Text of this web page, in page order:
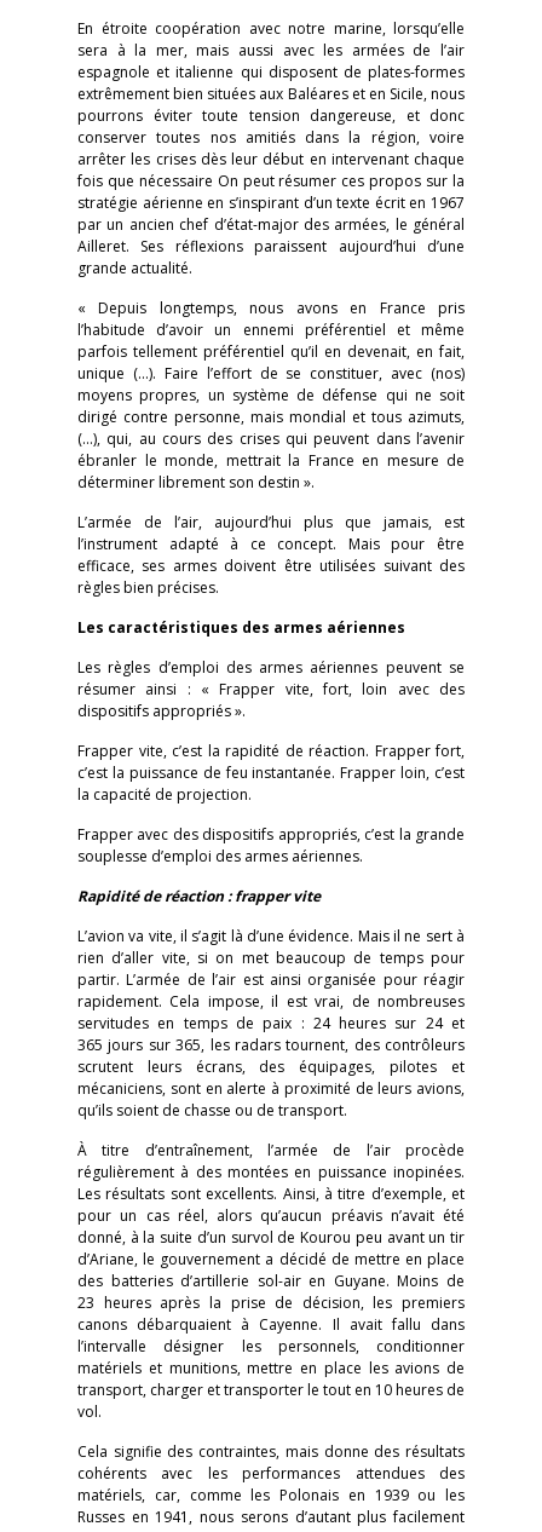
En étroite coopération avec notre marine, lorsqu’elle
sera à la mer, mais aussi avec les armées de l’air
espagnole et italienne qui disposent de plates-formes
extrêmement bien situées aux Baléares et en Sicile, nous
pourrons éviter toute tension dangereuse, et donc
conserver toutes nos amitiés dans la région, voire
arrêter les crises dès leur début en intervenant chaque
fois que nécessaire On peut résumer ces propos sur la
stratégie aérienne en s’inspirant d’un texte écrit en 1967
par un ancien chef d’état-major des armées, le général
Ailleret. Ses réflexions paraissent aujourd’hui d’une
grande actualité.
« Depuis longtemps, nous avons en France pris
l’habitude d’avoir un ennemi préférentiel et même
parfois tellement préférentiel qu’il en devenait, en fait,
unique (…). Faire l’effort de se constituer, avec (nos)
moyens propres, un système de défense qui ne soit
dirigé contre personne, mais mondial et tous azimuts,
(…), qui, au cours des crises qui peuvent dans l’avenir
ébranler le monde, mettrait la France en mesure de
déterminer librement son destin ».
L’armée de l’air, aujourd’hui plus que jamais, est
l’instrument adapté à ce concept. Mais pour être
efficace, ses armes doivent être utilisées suivant des
règles bien précises.
Les caractéristiques des armes aériennes
Les règles d’emploi des armes aériennes peuvent se
résumer ainsi : « Frapper vite, fort, loin avec des
dispositifs appropriés ».
Frapper vite, c’est la rapidité de réaction. Frapper fort,
c’est la puissance de feu instantanée. Frapper loin, c’est
la capacité de projection.
Frapper avec des dispositifs appropriés, c’est la grande
souplesse d’emploi des armes aériennes.
Rapidité de réaction : frapper vite
L’avion va vite, il s’agit là d’une évidence. Mais il ne sert à
rien d’aller vite, si on met beaucoup de temps pour
partir. L’armée de l’air est ainsi organisée pour réagir
rapidement. Cela impose, il est vrai, de nombreuses
servitudes en temps de paix : 24 heures sur 24 et
365 jours sur 365, les radars tournent, des contrôleurs
scrutent leurs écrans, des équipages, pilotes et
mécaniciens, sont en alerte à proximité de leurs avions,
qu’ils soient de chasse ou de transport.
À titre d’entraînement, l’armée de l’air procède
régulièrement à des montées en puissance inopinées.
Les résultats sont excellents. Ainsi, à titre d’exemple, et
pour un cas réel, alors qu’aucun préavis n’avait été
donné, à la suite d’un survol de Kourou peu avant un tir
d’Ariane, le gouvernement a décidé de mettre en place
des batteries d’artillerie sol-air en Guyane. Moins de
23 heures après la prise de décision, les premiers
canons débarquaient à Cayenne. Il avait fallu dans
l’intervalle désigner les personnels, conditionner
matériels et munitions, mettre en place les avions de
transport, charger et transporter le tout en 10 heures de
vol.
Cela signifie des contraintes, mais donne des résultats
cohérents avec les performances attendues des
matériels, car, comme les Polonais en 1939 ou les
Russes en 1941, nous serons d’autant plus facilement